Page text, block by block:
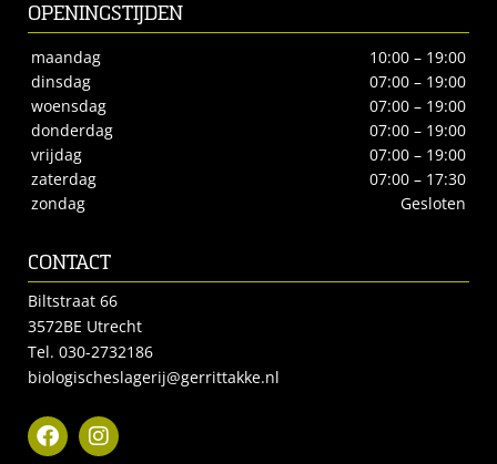
OPENINGSTIJDEN
maandag
10:00 – 19:00
dinsdag
07:00 – 19:00
woensdag
07:00 – 19:00
donderdag
07:00 – 19:00
vrijdag
07:00 – 19:00
zaterdag
07:00 – 17:30
zondag
Gesloten
CONTACT
Biltstraat 66
3572BE Utrecht
Tel. 030-2732186
biologischeslagerij@gerrittakke.nl